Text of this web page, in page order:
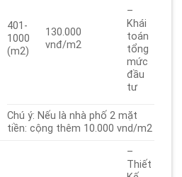
–
Khái
toán
tổng
mức
đầu
tư
401-
1000
(m2)
130.000
vnđ/m2
Chú ý: Nếu là nhà phố 2 mặt
tiền: cộng thêm 10.000 vnd/m2
–
Thiết